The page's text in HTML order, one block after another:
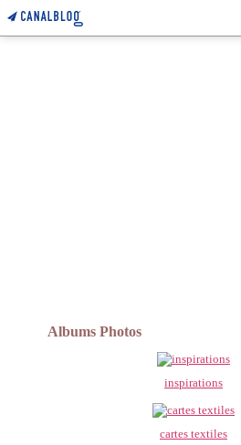
Albums Photos
inspirations
cartes textiles